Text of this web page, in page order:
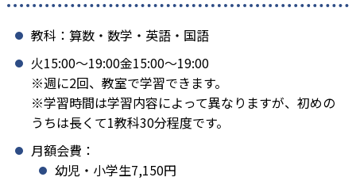
教科：算数・数学・英語・国語
火15:00〜19:00金15:00〜19:00
※週に2回、教室で学習できます。
※学習時間は学習内容によって異なりますが、初めの
うちは長くて1教科30分程度です。
月額会費：
幼児・小学生7,150円